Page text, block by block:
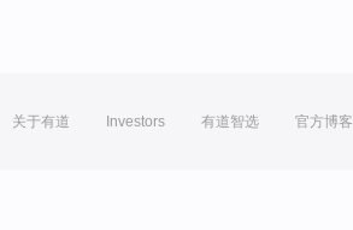
关于有道 Investors 有道智选 官方博客